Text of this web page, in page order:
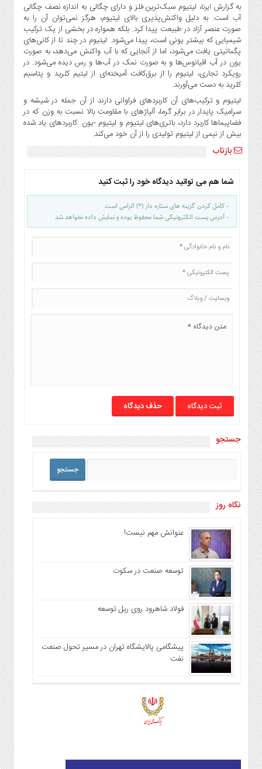
به گزارش ایرنا، لیتیوم سبک‌ترین فلز و دارای چگالی به اندازه نصف چگالی
آب است. به دلیل واکنش‌پذیری بالای لیتیوم، هرگز نمی‌توان آن را به
صورت عنصر آزاد در طبیعت پیدا کرد. بلکه همواره در بخشی از یک ترکیب
شیمیایی که بیشتر یونی است، پیدا می‌شود. لیتیوم در چند تا از کانی‌های
پگماتیتی یافت می‌شود، اما از آنجایی که با آب واکنش می‌دهد، به صورت
یون در آب اقیانوس‌ها و به صورت نمک در آب‌ها و رس دیده می‌شود. در
رویکرد تجاری، لیتیوم را از برق‌کافت آمیخته‌ای از لیتیم کلرید و پتاسیم
کلرید به دست می‌آورند.
لیتیوم و ترکیب‌های آن کاربردهای فراوانی دارند از آن جمله در شیشه و
سرامیک پایدار در برابر گرما، آلیاژهای با مقاومت بالا نسبت به وزن که در
فضاپیماها کاربرد دارد، باتری‌های لیتیوم و لیتیوم -یون. کاربردهای یاد شده
بیش از نیمی از لیتیوم تولیدی را از آن خود می‌کند.
بازتاب
شما هم می توانید دیدگاه خود را ثبت کنید
- کامل کردن گزینه های ستاره دار (*) الزامی است
- آدرس پست الکترونیکی شما محفوظ بوده و نمایش داده نخواهد شد
حذف دیدگاه
جستجو
نگاه روز
عنوانش مهم نیست!
توسعه صنعت در سکوت
فولاد شاهرود روی ریل توسعه
پیشگامی پالایشگاه تهران در مسیر تحول صنعت
نفت